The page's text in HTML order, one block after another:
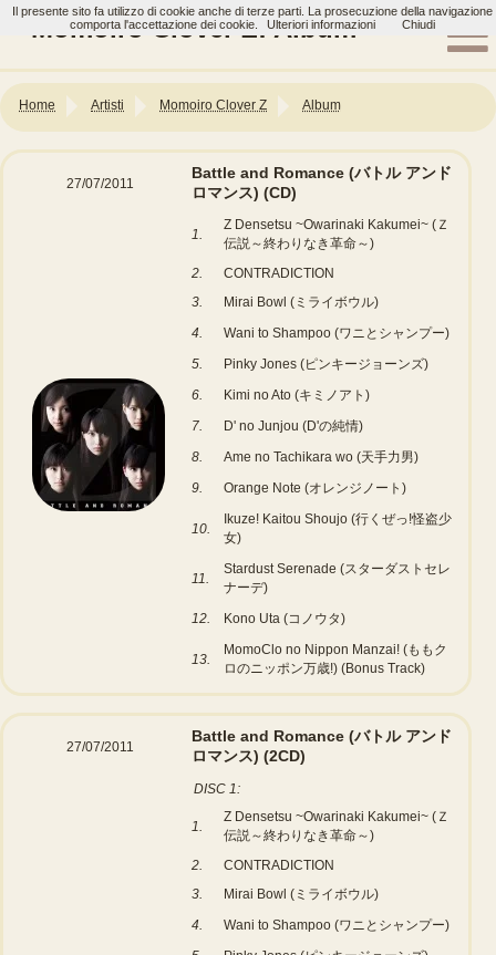
Momoiro Clover Z: Album
Home Artisti Momoiro Clover Z Album
27/07/2011
Battle and Romance (バトル アンド
ロマンス) (CD)
1.
Z Densetsu ~Owarinaki Kakumei~ (Ｚ
伝説～終わりなき革命～)
2.
CONTRADICTION
3.
Mirai Bowl (ミライボウル)
4.
Wani to Shampoo (ワニとシャンプー)
5.
Pinky Jones (ピンキージョーンズ)
6.
Kimi no Ato (キミノアト)
7.
D' no Junjou (D'の純情)
8.
Ame no Tachikara wo (天手力男)
9.
Orange Note (オレンジノート)
10.
Ikuze! Kaitou Shoujo (行くぜっ!怪盗少
女)
11.
Stardust Serenade (スターダストセレ
ナーデ)
12.
Kono Uta (コノウタ)
13.
MomoClo no Nippon Manzai! (ももク
ロのニッポン万歳!) (Bonus Track)
27/07/2011
Battle and Romance (バトル アンド
ロマンス) (2CD)
DISC 1:
1.
Z Densetsu ~Owarinaki Kakumei~ (Ｚ
伝説～終わりなき革命～)
2.
CONTRADICTION
3.
Mirai Bowl (ミライボウル)
4.
Wani to Shampoo (ワニとシャンプー)
Il presente sito fa utilizzo di cookie anche di terze parti. La prosecuzione della navigazione
comporta l'accettazione dei cookie.
Ulteriori informazioni Chiudi